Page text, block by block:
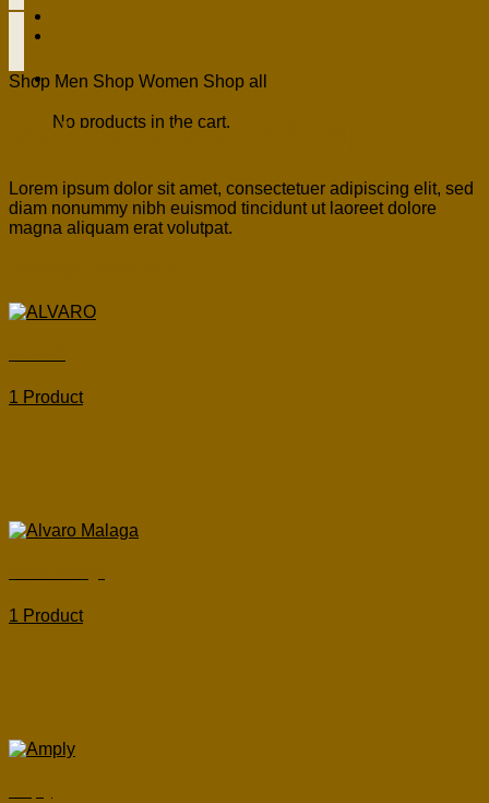
Cart
No products in the cart.
Shop Men Shop Women Shop all
Welcome to our Shop
Lorem ipsum dolor sit amet, consectetuer adipiscing elit, sed
diam nonummy nibh euismod tincidunt ut laoreet dolore
magna aliquam erat volutpat.
1 Product
1 Product